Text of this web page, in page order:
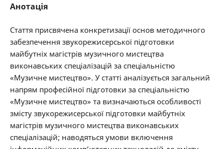
Анотація
Стаття присвячена конкретизації основ методичного
забезпечення звукорежисерської підготовки
майбутніх магістрів музичного мистецтва
виконавських спеціалізацій за спеціальністю
«Музичне мистецтво». У статті аналізується загальний
напрям професійної підготовки за спеціальністю
«Музичне мистецтво» та визначаються особливості
змісту звукорежисерської підготовки майбутніх
магістрів музичного мистецтва виконавських
спеціалізацій; наводяться умови включення